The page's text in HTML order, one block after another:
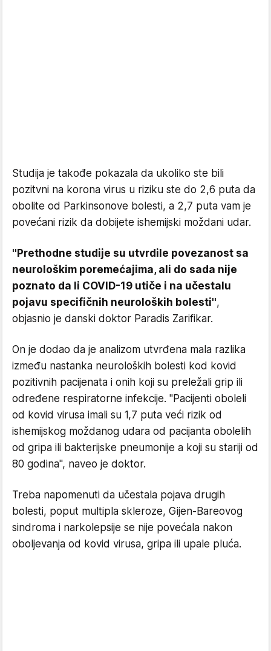
Studija je takođe pokazala da ukoliko ste bili
pozitvni na korona virus u riziku ste do 2,6 puta da
obolite od Parkinsonove bolesti, a 2,7 puta vam je
povećani rizik da dobijete ishemijski moždani udar.
''Prethodne studije su utvrdile povezanost sa
neurološkim poremećajima, ali do sada nije
poznato da li COVID-19 utiče i na učestalu
pojavu specifičnih neuroloških bolesti'',
objasnio je danski doktor Paradis Zarifikar.
On je dodao da je analizom utvrđena mala razlika
između nastanka neuroloških bolesti kod kovid
pozitivnih pacijenata i onih koji su preležali grip ili
određene respiratorne infekcije. ''Pacijenti oboleli
od kovid virusa imali su 1,7 puta veći rizik od
ishemijskog moždanog udara od pacijanta obolelih
od gripa ili bakterijske pneumonije a koji su stariji od
80 godina'', naveo je doktor.
Treba napomenuti da učestala pojava drugih
bolesti, poput multipla skleroze, Gijen-Bareovog
sindroma i narkolepsije se nije povećala nakon
oboljevanja od kovid virusa, gripa ili upale pluća.